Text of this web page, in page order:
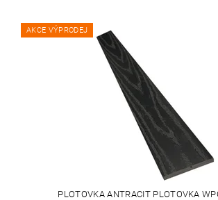
AKCE VÝPRODEJ
PLOTOVKA ANTRACIT PLOTOVKA